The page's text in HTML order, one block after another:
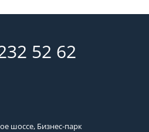
52 62
шоссе, Бизнес-парк